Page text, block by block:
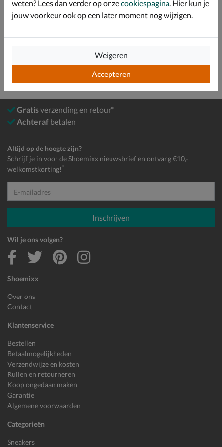
Bekijk meer
Gratisverzending en retour*
Achteraf betalen
Shoemixx
Over ons
Contact
Klantenservice
Bestellen
Betaalmogelijkheden
Verzendwijze en kosten
Ruilen en retourneren
Koop ongedaan maken
Garantie
Algemene voorwaarden
Categorieën
Sneakers
Altijd op de hoogte zijn?
Schrijf je in voor de Shoemixx nieuwsbrief en ontvang €10,-
welkomstkorting! *
E-mailadres
Inschrijven
Wil je ons volgen?
weten? Lees dan verder op onzecookiespagina . Hier kun je
jouw voorkeur ook op een later moment nog wijzigen.
Accepteren
Weigeren